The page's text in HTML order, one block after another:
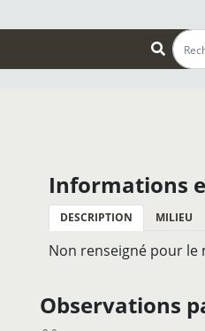
Informations
DESCRIPTION MILIEU
Non renseigné pour le
Observations